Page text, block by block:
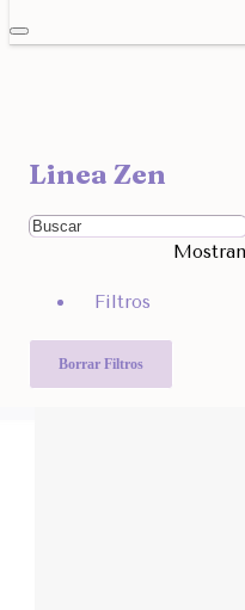
Filtra por Marcas
Ordenar Por
Otras Categorías
Linea Zen
Filtros
Borrar Filtros